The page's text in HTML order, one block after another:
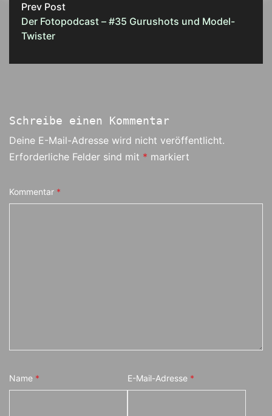
Prev Post
Der Fotopodcast – #35 Gurushots und Model-
Twister
Schreibe einen Kommentar
Deine E-Mail-Adresse wird nicht veröffentlicht.
Erforderliche Felder sind mit * markiert
Kommentar *
Name * E-Mail-Adresse *